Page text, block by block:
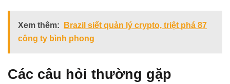
Xem thêm:
Brazil siết quản lý crypto, triệt phá 87
công ty bình phong
Các câu hỏi thường gặp